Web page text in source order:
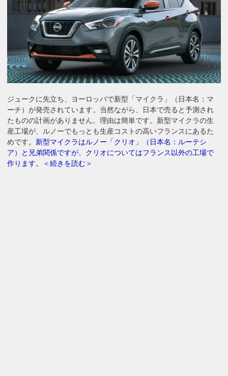
ジュークに先立ち、ヨーロッパで新型「マイクラ」（日本名：マ
ーチ）が発売されています。当然ながら、日本で売ると予測され
たものの計画がありません。理由は簡単です。新型マイクラの生
産工場が、ルノーでもっとも生産コストの高いフランスにあるた
めです。 新型マイクラはルノー「クリオ」（日本名：ルーテシ
ア）と兄弟関係ですが、クリオについてはフランス以外の工場で
作ります。＜続きを読む＞